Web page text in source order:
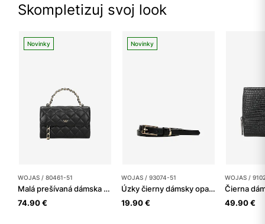
Skompletizuj svoj look
Novinky
WOJAS / 80461-51
Malá prešívaná dámska kabelka crossbody
74.90 €
Novinky
WOJAS / 93074-51
Úzky čierny dámsky opasok z hladkej kože
19.90 €
WOJAS /
49.90 €